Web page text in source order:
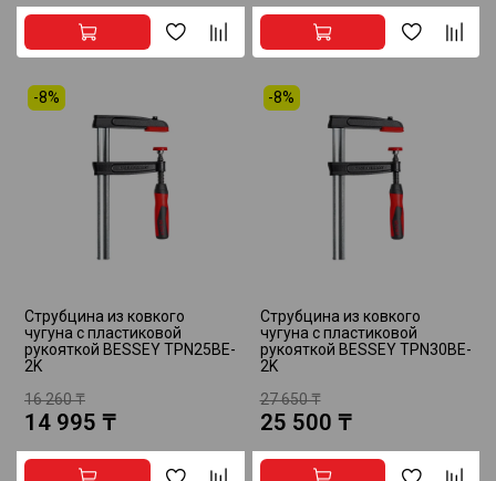
-8%
Струбцина из ковкого
чугуна с пластиковой
рукояткой BESSEY TPN25BE-
2K
16 260 ₸
14 995 ₸
-8%
Струбцина из ковкого
чугуна с пластиковой
рукояткой BESSEY TPN30BE-
2K
27 650 ₸
25 500 ₸